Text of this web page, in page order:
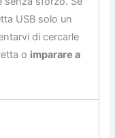
USB solo un
di cercarle
o imparare a